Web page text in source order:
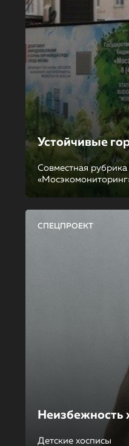
Устойчивые
Совместная
СПЕЦПРОЕКТ
Неизбежность
Детские хосписы